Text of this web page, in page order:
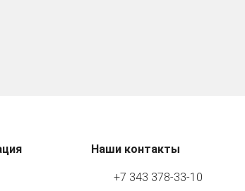
Наши контакты
+7 343 378-33-10